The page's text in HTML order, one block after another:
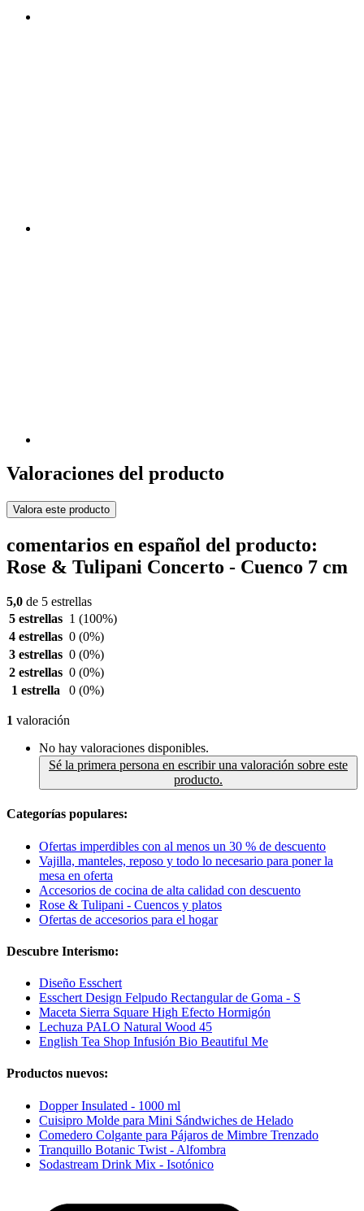
Valoraciones del producto
Valora este producto
comentarios en español del producto:
Rose & Tulipani Concerto - Cuenco 7 cm
5,0 de 5 estrellas
5 estrellas 1 (100%)
4 estrellas 0 (0%)
3 estrellas 0 (0%)
2 estrellas 0 (0%)
1 estrella
0 (0%)
1 valoración
No hay valoraciones disponibles.
Sé la primera persona en escribir una valoración sobre este
producto.
Categorías populares:
Ofertas imperdibles con al menos un 30 % de descuento
Vajilla, manteles, reposo y todo lo necesario para poner la
mesa en oferta
Accesorios de cocina de alta calidad con descuento
Rose & Tulipani - Cuencos y platos
Ofertas de accesorios para el hogar
Descubre Interismo:
Diseño Esschert
Esschert Design Felpudo Rectangular de Goma - S
Maceta Sierra Square High Efecto Hormigón
Lechuza PALO Natural Wood 45
English Tea Shop Infusión Bio Beautiful Me
Productos nuevos:
Dopper Insulated - 1000 ml
Cuisipro Molde para Mini Sándwiches de Helado
Comedero Colgante para Pájaros de Mimbre Trenzado
Tranquillo Botanic Twist - Alfombra
Sodastream Drink Mix - Isotónico